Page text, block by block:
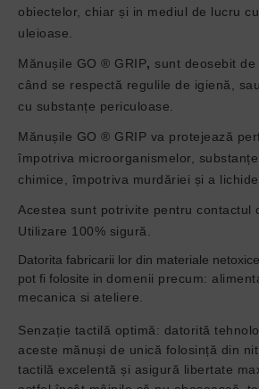
obiectelor, chiar și in mediul de lucru
uleioase.
Mănușile GO ® GRIP, sunt deosebit
când se respectă regulile de igienă,
cu substanțe periculoase.
Mănușile GO ® GRIP va protejează
împotriva microorganismelor,
chimice, împotriva murdăriei și a
Acestea sunt potrivite pentru contactul
Utilizare 100% sigură.
Datorita fabricarii lor din materiale
pot fi folosite in domenii precum:
mecanica si ateliere.
Senzație tactilă optimă: datorită
aceste mănuși de unică folosință din
tactilă excelentă și asigură libertate